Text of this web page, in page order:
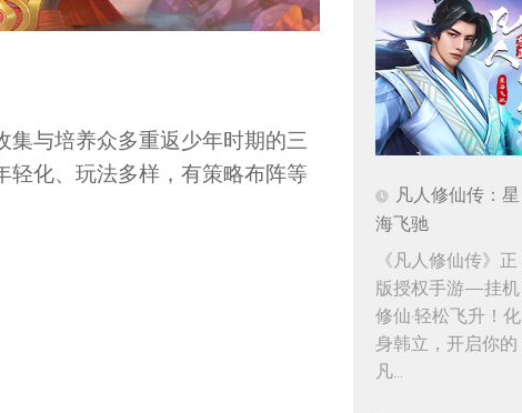
集与培养众多重返少年时期的三
轻化、玩法多样，有策略布阵等
凡人修仙传：星
海飞驰
《凡人修仙传》正
版授权手游—挂机
修仙·轻松飞升！化
身韩立，开启你的
凡...